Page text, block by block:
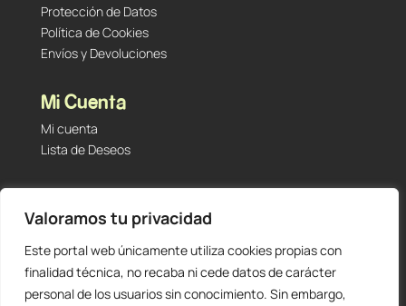
Valoramos tu privacidad
Este portal web únicamente utiliza cookies propias con
finalidad técnica, no recaba ni cede datos de carácter
personal de los usuarios sin conocimiento. Sin embargo,
Protección de Datos
Política de Cookies
Envíos y Devoluciones
Mi Cuenta
Mi cuenta
Lista de Deseos
Tu Tienda de Segunda Mano, Sambara #101 (Madrid,
28027 – España)
912 60 05 55 |+34 601 23 09 14
info@staging.tutiendadesegundamano.com